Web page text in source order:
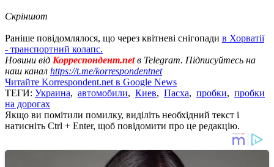
Скріншот
Раніше повідомлялося, що через квітневі снігопади в Хорватії
- транспортний колапс.
Новини від Корреспондент.netв Telegram. Підписуйтесь на
наш канал https://t.me/korrespondentnet
Читайте Korrespondent.net в Google News
ТЕГИ: Украина, автомобили, Киев, Пасха, пробки, пробки
на дорогах
Якщо ви помітили помилку, виділіть необхідний текст і
натисніть Ctrl + Enter, щоб повідомити про це редакцію.